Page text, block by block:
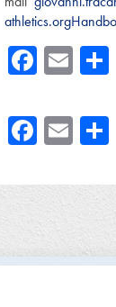
athletics.org
Email
Email